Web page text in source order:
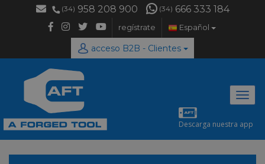
(34) 958 208 900 (34) 666 333 184
regístrate Español
acceso B2B - Clientes
Descarga nuestra app